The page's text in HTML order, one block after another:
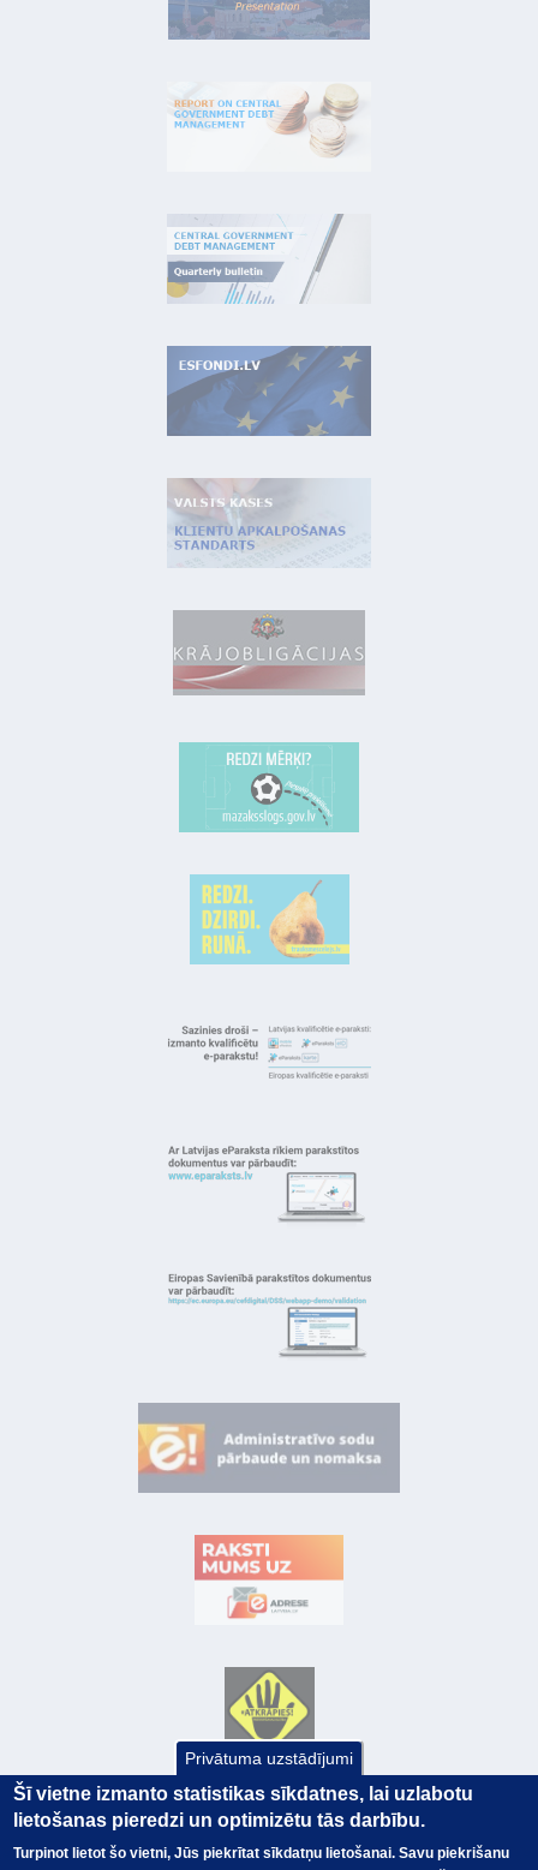
Privātuma uzstādījumi
Šī vietne izmanto statistikas sīkdatnes, lai uzlabotu
lietošanas pieredzi un optimizētu tās darbību.
Turpinot lietot šo vietni, Jūs piekrītat sīkdatņu lietošanai. Savu piekrišanu